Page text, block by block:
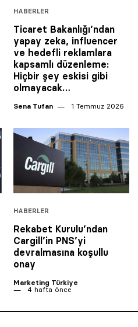
HABERLER
Ticaret Bakanlığı’ndan
yapay zeka, influencer
ve hedefli reklamlara
kapsamlı düzenleme:
Hiçbir şey eskisi gibi
olmayacak…
Sena Tufan 1 Temmuz 2026
HABERLER
Rekabet Kurulu’ndan
Cargill’in PNS’yi
devralmasına koşullu
onay
Marketing Türkiye
4 hafta önce